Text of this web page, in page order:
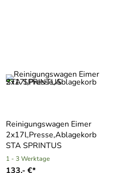
Reinigungswagen Eimer
2x17l,Presse,Ablagekorb
STA SPRINTUS
1 - 3 Werktage
133,- €*